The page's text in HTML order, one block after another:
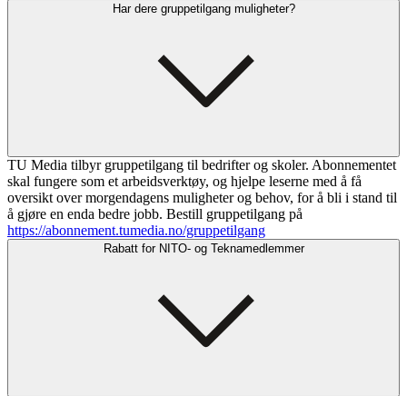
Har dere gruppetilgang muligheter?
TU Media tilbyr gruppetilgang til bedrifter og skoler. Abonnementet
skal fungere som et arbeidsverktøy, og hjelpe leserne med å få
oversikt over morgendagens muligheter og behov, for å bli i stand til
å gjøre en enda bedre jobb. Bestill gruppetilgang på
https://abonnement.tumedia.no/gruppetilgang
Rabatt for NITO- og Teknamedlemmer